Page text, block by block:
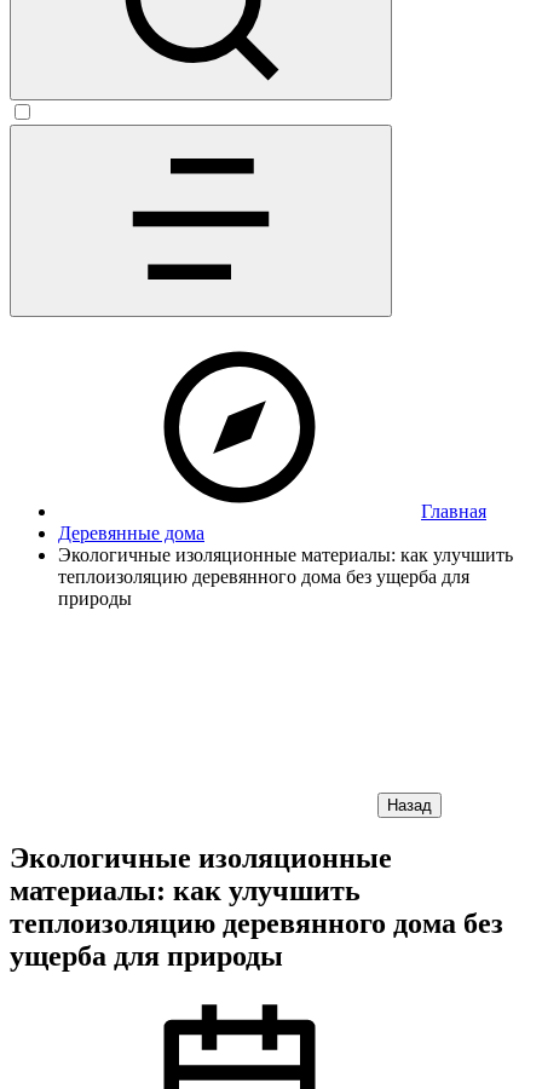
Главная
Деревянные дома
Экологичные изоляционные материалы: как улучшить
теплоизоляцию деревянного дома без ущерба для
природы
Назад
Экологичные изоляционные
материалы: как улучшить
теплоизоляцию деревянного дома без
ущерба для природы